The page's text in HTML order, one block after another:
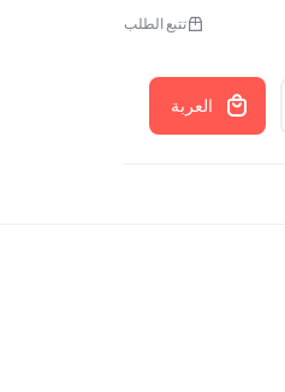
تتبع الطلب
العربة